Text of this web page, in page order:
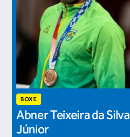
BOXE
Abner Teixeira da Silva
Júnior